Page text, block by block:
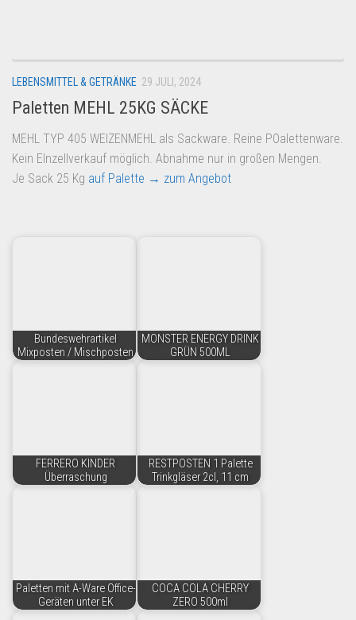
Amazon
Aldi
Lidl
Kostenlos verkaufen
LEBENSMITTEL & GETRÄNKE 29 JULI, 2024
Paletten MEHL 25KG SÄCKE
MEHL TYP 405 WEIZENMEHL als Sackware. Reine POalettenware.
Kein EInzellverkauf möglich. Abnahme nur in großen Mengen.
Je Sack 25 Kg auf Palette → zum Angebot
Bundeswehrartikel
Mixposten / Mischposten
MONSTER ENERGY DRINK
GRÜN 500ML
FERRERO KINDER
Überraschung
RESTPOSTEN 1 Palette
Trinkgläser 2cl, 11 cm
Paletten mit A-Ware Office-
Geräten unter EK
COCA COLA CHERRY
ZERO 500ml